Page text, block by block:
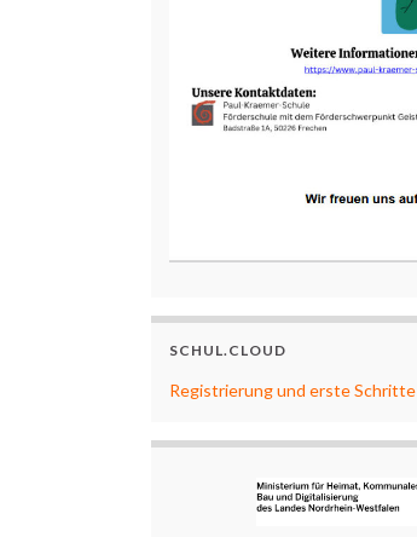
SCHUL.CLOUD
Registrierung und erste Schritte